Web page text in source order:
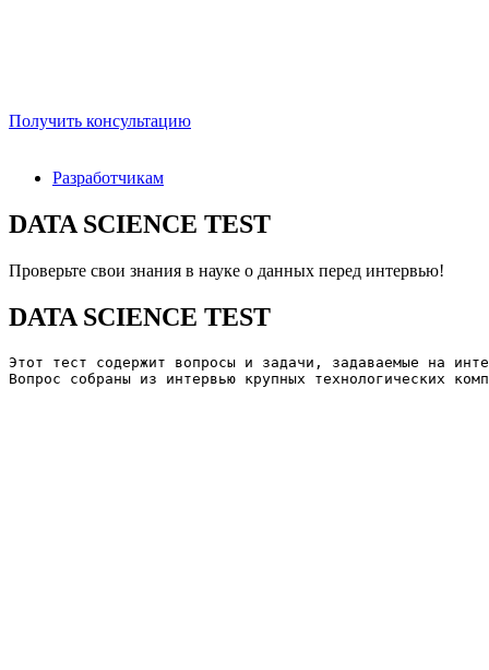
Получить консультацию
Разработчикам
DATA SCIENCE TEST
Проверьте свои знания в науке о данных перед интервью!
DATA SCIENCE TEST
Этот тест содержит вопросы и задачи, задаваемые на
Вопрос собраны из интервью крупных технологических